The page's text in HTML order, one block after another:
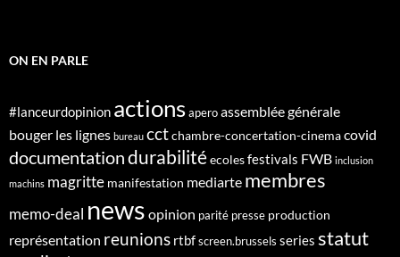
ON EN PARLE
#lanceurdopinion actions apero assemblée générale
bouger les lignes bureau cctchambre-concertation-cinemacovid
documentationdurabilitéecolesfestivals FWB inclusion
machins magritte manifestation mediarte membres
memo-deal news opinion parité presse production
représentation reunions rtbf screen.brussels series statut